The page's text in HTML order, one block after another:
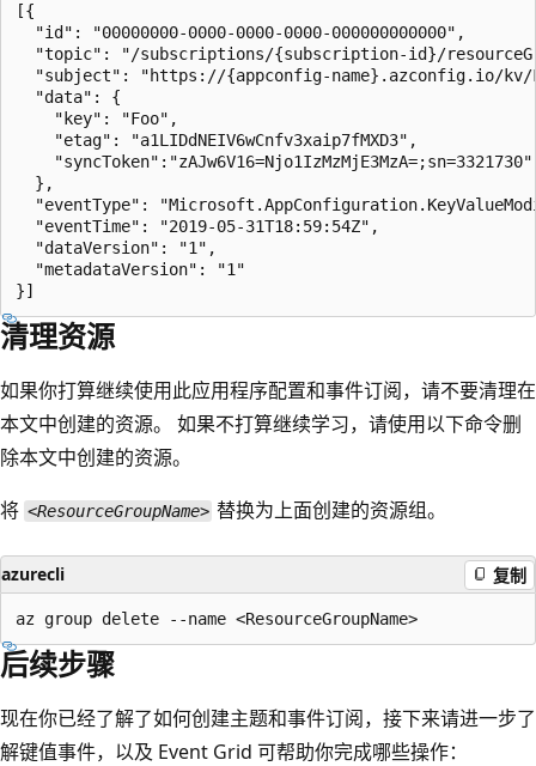
[{
  "id": "00000000-0000-0000-0000-000000000000",
"topic": "/subscriptions/{subscription-id}/
"subject": "https://{appconfig-name}.azconfig.io/
  "data": {
    "key": "Foo",
    "etag": "a1LIDdNEIV6wCnfv3xaip7fMXD3",
    "syncToken":"zAJw6V16=Njo1IzMzMjE3MzA=;sn=3321730"
  },
"eventType":
  "eventTime": "2019-05-31T18:59:54Z",
  "dataVersion": "1",
  "metadataVersion": "1"
清理资源
如果你打算继续使用此应用程序配置和事件订阅，请不要清理在
本文中创建的资源。 如果不打算继续学习，请使用以下命令删
除本文中创建的资源。
将 <ResourceGroupName> 替换为上面创建的资源组。
azurecli 复制
后续步骤
现在你已经了解了如何创建主题和事件订阅，接下来请进一步了
解键值事件，以及 Event Grid 可帮助你完成哪些操作：